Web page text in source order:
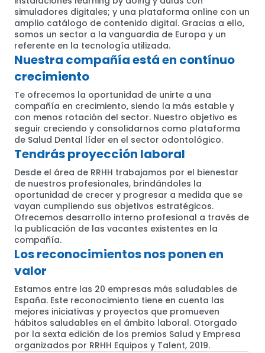
simuladores digitales; y una plataforma online con un
amplio catálogo de contenido digital. Gracias a ello,
somos un sector a la vanguardia de Europa y un
referente en la tecnología utilizada.
Nuestra compañía está en contínuo
crecimiento
Te ofrecemos la oportunidad de unirte a una
compañía en crecimiento, siendo la más estable y
con menos rotación del sector. Nuestro objetivo es
seguir creciendo y consolidarnos como plataforma
de Salud Dental líder en el sector odontológico.
Tendrás proyección laboral
Desde el área de RRHH trabajamos por el bienestar
de nuestros profesionales, brindándoles la
oportunidad de crecer y progresar a medida que se
vayan cumpliendo sus objetivos estratégicos.
Ofrecemos desarrollo interno profesional a través de
la publicación de las vacantes existentes en la
compañía.
Los reconocimientos nos ponen en
valor
Estamos entre las 20 empresas más saludables de
España. Este reconocimiento tiene en cuenta las
mejores iniciativas y proyectos que promueven
hábitos saludables en el ámbito laboral. Otorgado
por la sexta edición de los premios Salud y Empresa
organizados por RRHH Equipos y Talent, 2019.